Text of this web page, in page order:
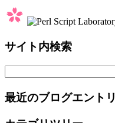
サイト内検索
最近のブログエントリ